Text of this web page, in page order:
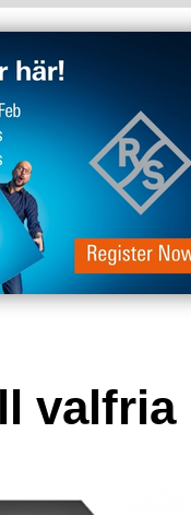
valfria